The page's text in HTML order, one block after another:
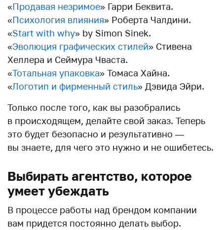
«Продавая незримое» Гарри Беквита.
«Психология влияния» Роберта Чалдини.
«Start with why» by Simon Sinek.
«Эволюция графических стилей» Стивена
Хеллера и Сеймура Чваста.
«Тотальная упаковка» Томаса Хайна.
«Логотип и фирменный стиль» Дэвида Эйри.
Только после того, как вы разобрались
в происходящем, делайте свой заказ. Теперь
это будет безопасно и результативно —
вы знаете, для чего это нужно и не ошибетесь.
Выбирать агентство, которое
умеет убеждать
В процессе работы над брендом компании
вам придется постоянно делать выбор.